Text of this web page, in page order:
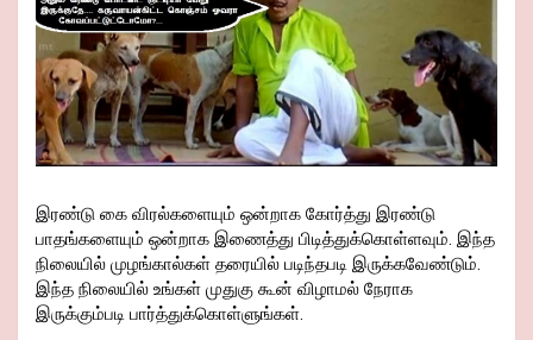
இரண்டு கை விரல்களையும் ஒன்றாக கோர்த்து இரண்டு
பாதங்களையும் ஒன்றாக இணைத்து பிடித்துக்கொள்ளவும். இந்த
நிலையில் முழங்கால்கள் தரையில் படிந்தபடி இருக்கவேண்டும்.
இந்த நிலையில் உங்கள் முதுகு கூன் விழாமல் நேராக
இருக்கும்படி பார்த்துக்கொள்ளுங்கள்.